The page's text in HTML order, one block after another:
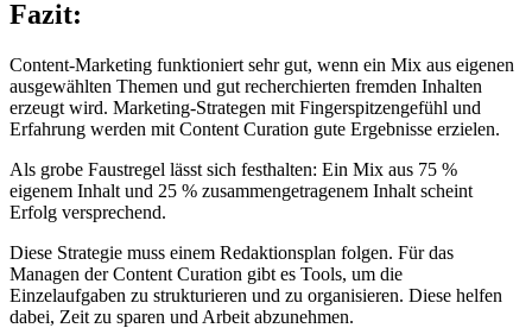
Fazit:
Content-Marketing funktioniert sehr gut, wenn ein Mix aus eigenen
ausgewählten Themen und gut recherchierten fremden Inhalten
erzeugt wird. Marketing-Strategen mit Fingerspitzengefühl und
Erfahrung werden mit Content Curation gute Ergebnisse erzielen.
Als grobe Faustregel lässt sich festhalten: Ein Mix aus 75 %
eigenem Inhalt und 25 % zusammengetragenem Inhalt scheint
Erfolg versprechend.
Diese Strategie muss einem Redaktionsplan folgen. Für das
Managen der Content Curation gibt es Tools, um die
Einzelaufgaben zu strukturieren und zu organisieren. Diese helfen
dabei, Zeit zu sparen und Arbeit abzunehmen.